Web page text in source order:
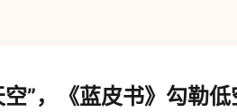
空”，《蓝皮书》勾勒